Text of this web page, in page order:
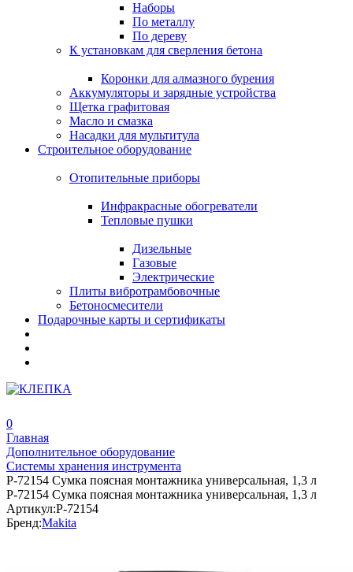
Наборы
По металлу
По дереву
К установкам для сверления бетона
Коронки для алмазного бурения
Аккумуляторы и зарядные устройства
Щетка графитовая
Масло и смазка
Насадки для мультитула
Строительное оборудование
Отопительные приборы
Инфракрасные обогреватели
Тепловые пушки
Дизельные
Газовые
Электрические
Плиты вибротрамбовочные
Бетоносмесители
Подарочные карты и сертификаты
0
Главная
Дополнительное оборудование
Системы хранения инструмента
P-72154 Сумка поясная монтажника универсальная, 1,3 л
P-72154 Сумка поясная монтажника универсальная, 1,3 л
Артикул:P-72154
Бренд:Makita